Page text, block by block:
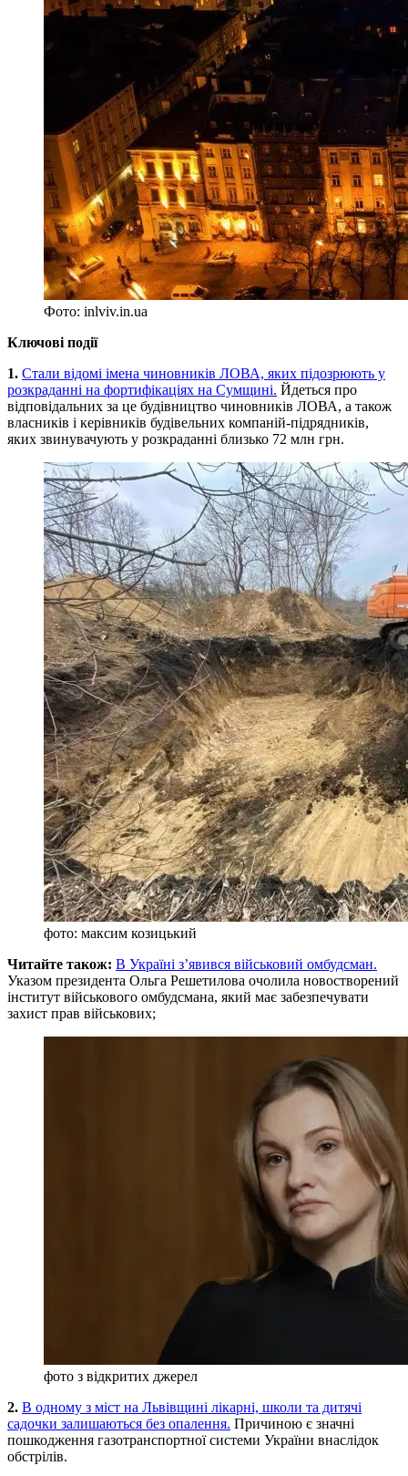
Фото: inlviv.in.ua
Ключові події
1. Стали відомі імена чиновників ЛОВА, яких підозрюють у
розкраданні на фортифікаціях на Сумщині. Йдеться про
відповідальних за це будівництво чиновників ЛОВА, а також
власників і керівників будівельних компаній-підрядників,
яких звинувачують у розкраданні близько 72 млн грн.
фото: максим козицький
Читайте також: В Україні з’явився військовий омбудсман.
Указом президента Ольга Решетилова очолила новостворений
інститут військового омбудсмана, який має забезпечувати
захист прав військових;
фото з відкритих джерел
2. В одному з міст на Львівщині лікарні, школи та дитячі
садочки залишаються без опалення. Причиною є значні
пошкодження газотранспортної системи України внаслідок
обстрілів.